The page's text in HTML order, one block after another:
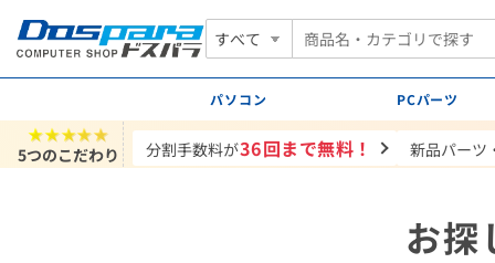
すべて
パソコン PCパーツ
★★★★★
5つのこだわり
分割手数料が36回まで無料！ 新品パーツ
お探